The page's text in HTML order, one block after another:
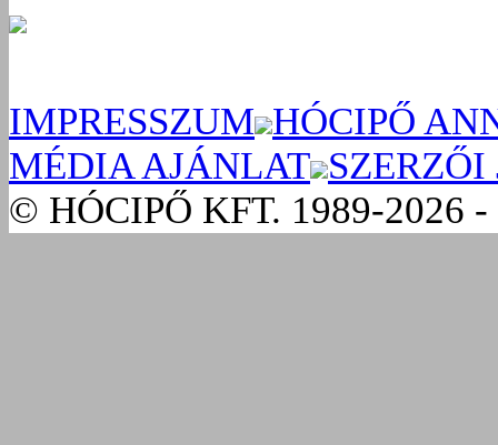
IMPRESSZUM HÓCIPŐ
MÉDIA AJÁNLAT SZERZŐI
© HÓCIPŐ KFT. 1989-2026